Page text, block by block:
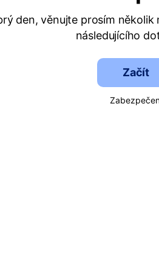
den, věnujte prosím několik
následujícího
Začít